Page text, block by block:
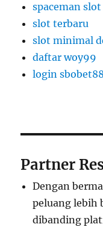
spaceman slot
slot terbaru
slot minimal
daftar woy99
login sbobet88
Partner
Dengan
peluang lebih
dibanding